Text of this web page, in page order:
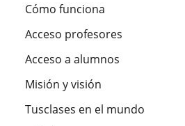
Cómo funciona
Acceso profesores
Acceso a alumnos
Misión y visión
Tusclases en el mundo